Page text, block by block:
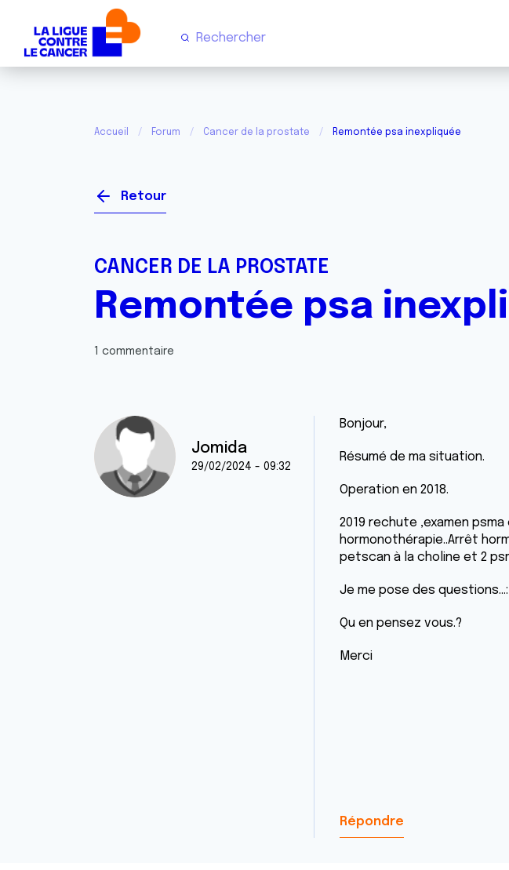
Accueil Forum Cancer de la prostate Remontée psa inexpliquée
Retour
CANCER DE LA PROSTATE
Remontée psa
1 commentaire
Jomida
29/02/2024 - 09:32
Bonjour,
Résumé de ma situation.
Operation en 2018.
2019 rechute ,examen
hormonothérapie..Arrêt
petscan à la choline et 2
Je me pose des
Qu en pensez vous.?
Merci
Répondre